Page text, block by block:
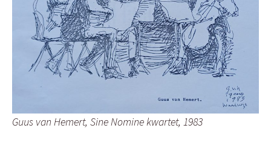
Guus van Hemert, Sine Nomine kwartet, 1983